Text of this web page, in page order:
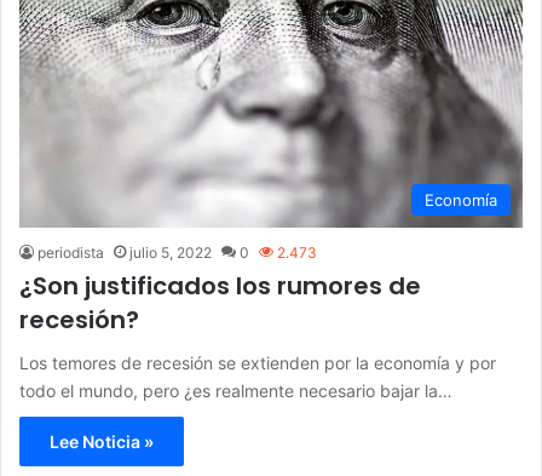
Economía
periodista julio 5, 2022 0 2.473
¿Son justificados los rumores de
recesión?
Los temores de recesión se extienden por la economía y por
todo el mundo, pero ¿es realmente necesario bajar la…
Lee Noticia »